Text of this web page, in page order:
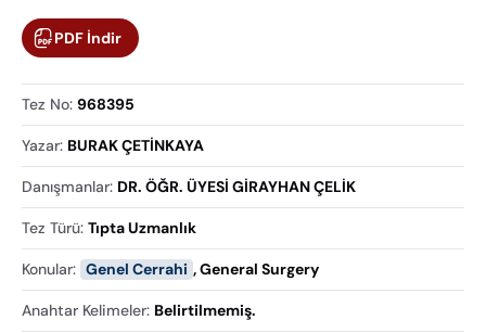
PDF İndir
Tez No: 968395
Yazar: BURAK ÇETİNKAYA
Danışmanlar: DR. ÖĞR. ÜYESİ GİRAYHAN ÇELİK
Tez Türü: Tıpta Uzmanlık
Konular: Genel Cerrahi ,General Surgery
Anahtar Kelimeler: Belirtilmemiş.